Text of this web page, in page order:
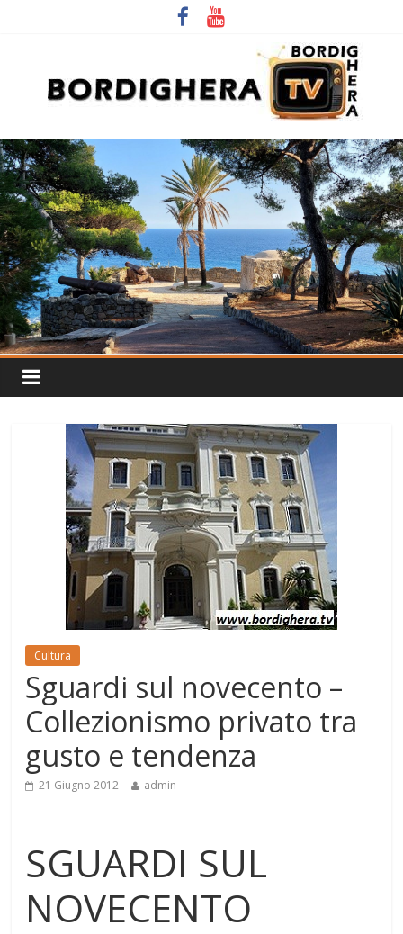
Cultura
Sguardi sul novecento –
Collezionismo privato tra
gusto e tendenza
21 Giugno 2012 admin
SGUARDI SUL
NOVECENTO